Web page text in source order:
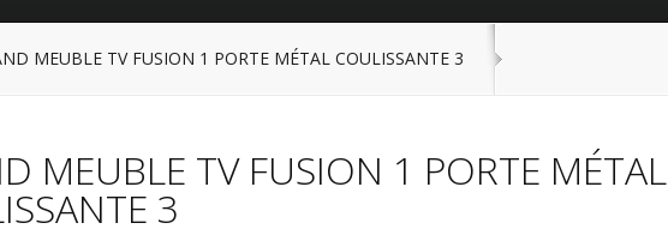
MEUBLE TV FUSION 1 PORTE MÉTAL COULISSANTE 3
MEUBLE TV FUSION 1 PORTE MÉTAL
3